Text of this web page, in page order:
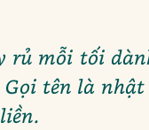
rủ mỗi tối
tên là